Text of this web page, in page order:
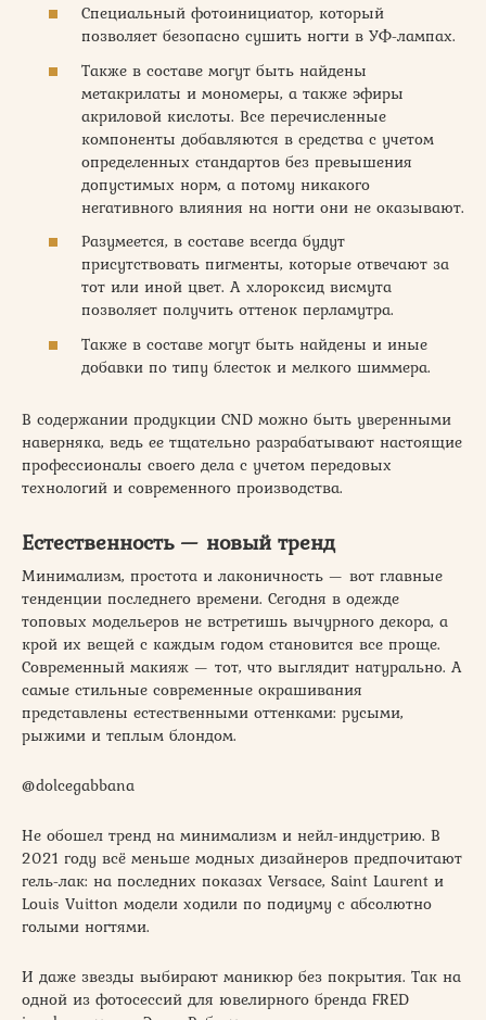
Специальный фотоинициатор, который
позволяет безопасно сушить ногти в УФ-лампах.
Также в составе могут быть найдены
метакрилаты и мономеры, а также эфиры
акриловой кислоты. Все перечисленные
компоненты добавляются в средства с учетом
определенных стандартов без превышения
допустимых норм, а потому никакого
негативного влияния на ногти они не оказывают.
Разумеется, в составе всегда будут
присутствовать пигменты, которые отвечают за
тот или иной цвет. А хлороксид висмута
позволяет получить оттенок перламутра.
Также в составе могут быть найдены и иные
добавки по типу блесток и мелкого шиммера.
В содержании продукции CND можно быть уверенными
наверняка, ведь ее тщательно разрабатывают настоящие
профессионалы своего дела с учетом передовых
технологий и современного производства.
Естественность — новый тренд
Минимализм, простота и лаконичность — вот главные
тенденции последнего времени. Сегодня в одежде
топовых модельеров не встретишь вычурного декора, а
крой их вещей с каждым годом становится все проще.
Современный макияж — тот, что выглядит натурально. А
самые стильные современные окрашивания
представлены естественными оттенками: русыми,
рыжими и теплым блондом.
@dolcegabbana
Не обошел тренд на минимализм и нейл-индустрию. В
2021 году всё меньше модных дизайнеров предпочитают
гель-лак: на последних показах Versace, Saint Laurent и
Louis Vuitton модели ходили по подиуму с абсолютно
голыми ногтями.
И даже звезды выбирают маникюр без покрытия. Так на
одной из фотосессий для ювелирного бренда FRED